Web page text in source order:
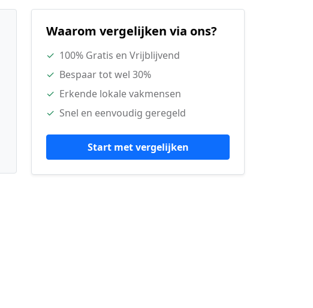
Waarom vergelijken via ons?
✓ 100% Gratis en Vrijblijvend
✓ Bespaar tot wel 30%
✓ Erkende lokale vakmensen
✓ Snel en eenvoudig geregeld
Start met vergelijken